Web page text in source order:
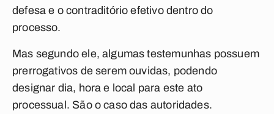
defesa e o contraditório efetivo dentro do
processo.
Mas segundo ele, algumas testemunhas possuem
prerrogativos de serem ouvidas, podendo
designar dia, hora e local para este ato
processual. São o caso das autoridades.